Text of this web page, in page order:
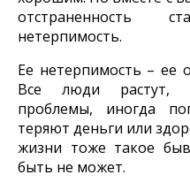
отстраненность
нетерпимость.
Ее нетерпимость – ее
Все люди растут,
проблемы, иногда
теряют деньги или
жизни тоже такое
быть не может.